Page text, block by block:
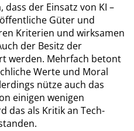
dass der Einsatz von KI –
Güter und
Kriterien und wirksamen
der Besitz der
werden. Mehrfach betont
Werte und Moral
nütze auch das
einigen wenigen
das als Kritik an Tech-